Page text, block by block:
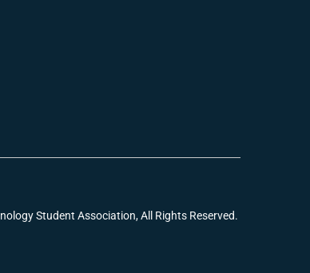
Student Association, All Rights Reserved.